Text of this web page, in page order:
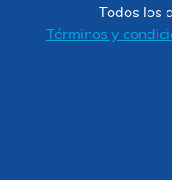
Todos los
Términos y